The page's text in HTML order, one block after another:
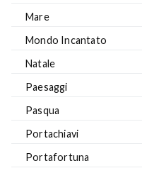
Mare
Mondo Incantato
Natale
Paesaggi
Pasqua
Portachiavi
Portafortuna